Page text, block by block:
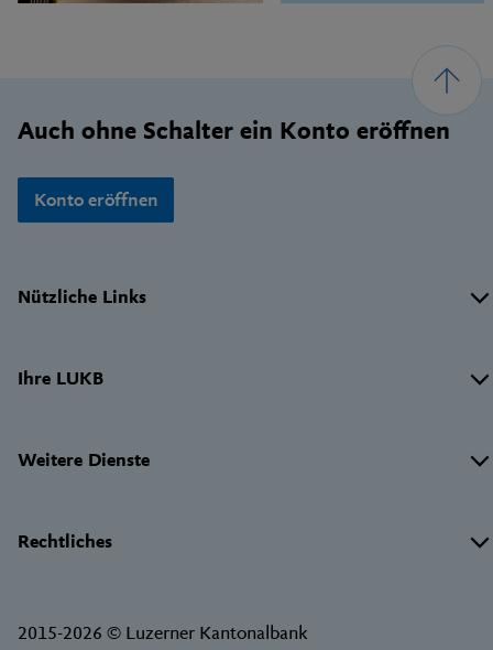
Auch ohne Schalter ein Konto eröffnen
Konto eröffnen
Nützliche Links
Ihre LUKB
Weitere Dienste
Rechtliches
2015-2026 © Luzerner Kantonalbank